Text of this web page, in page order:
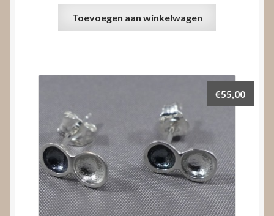
Toevoegen aan winkelwagen
€55,00